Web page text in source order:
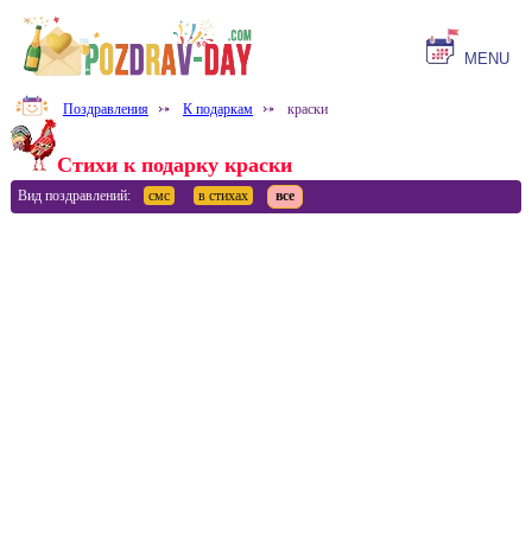
MENU
Поздравления ⤐ К подаркам ⤐ краски
Стихи к подарку краски
Вид поздравлений: смс в стихах все